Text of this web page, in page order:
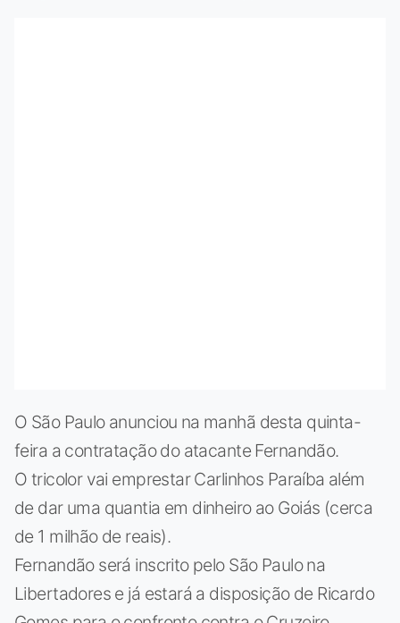
O São Paulo anunciou na manhã desta quinta-
feira a contratação do atacante Fernandão.
O tricolor vai emprestar Carlinhos Paraíba além
de dar uma quantia em dinheiro ao Goiás (cerca
de 1 milhão de reais).
Fernandão será inscrito pelo São Paulo na
Libertadores e já estará a disposição de Ricardo